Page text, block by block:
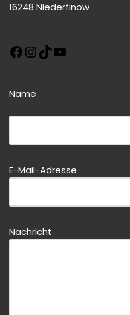
16248 Niederfinow
Name
Bitte dieses Feld leer lassen!
E-Mail-Adresse
Nachricht